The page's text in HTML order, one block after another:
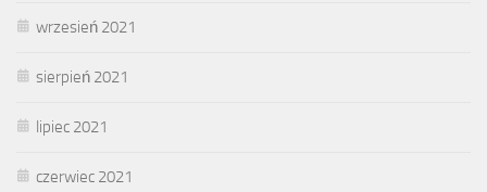
wrzesień 2021
sierpień 2021
lipiec 2021
czerwiec 2021